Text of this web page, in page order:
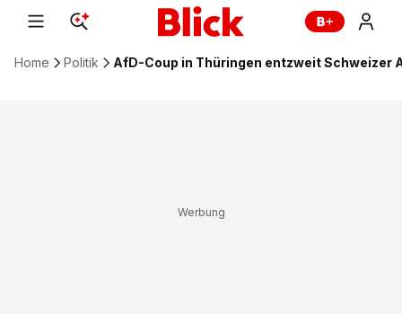
Home Politik AfD-Coup in Thüringen entzweit Schweizer